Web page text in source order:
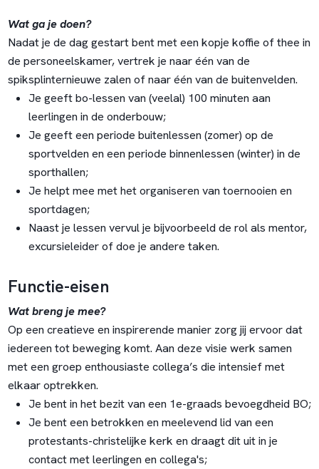
Wat ga je doen?
Nadat je de dag gestart bent met een kopje koffie of thee in
de personeelskamer, vertrek je naar één van de
spiksplinternieuwe zalen of naar één van de buitenvelden.
Je geeft bo-lessen van (veelal) 100 minuten aan
leerlingen in de onderbouw;
Je geeft een periode buitenlessen (zomer) op de
sportvelden en een periode binnenlessen (winter) in de
sporthallen;
Je helpt mee met het organiseren van toernooien en
sportdagen;
Naast je lessen vervul je bijvoorbeeld de rol als mentor,
excursieleider of doe je andere taken.
Functie-eisen
Wat breng je mee?
Op een creatieve en inspirerende manier zorg jij ervoor dat
iedereen tot beweging komt. Aan deze visie werk samen
met een groep enthousiaste collega’s die intensief met
elkaar optrekken.
Je bent in het bezit van een 1e-graads bevoegdheid BO;
Je bent een betrokken en meelevend lid van een
protestants-christelijke kerk en draagt dit uit in je
contact met leerlingen en collega's;